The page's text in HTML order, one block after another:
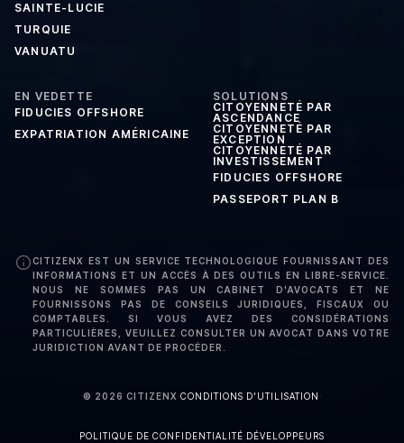
SAINTE-LUCIE
TURQUIE
VANUATU
EN VEDETTE
FIDUCIES OFFSHORE
EXPATRIATION AMÉRICAINE
SOLUTIONS
CITOYENNETÉ PAR
ASCENDANCE
CITOYENNETÉ PAR
EXCEPTION
CITOYENNETÉ PAR
INVESTISSEMENT
FIDUCIES OFFSHORE
PASSEPORT PLAN B
CITIZENX EST UN SERVICE TECHNOLOGIQUE FOURNISSANT DES
INFORMATIONS ET UN ACCÈS À DES OUTILS EN LIBRE-SERVICE.
NOUS NE SOMMES PAS UN CABINET D'AVOCATS ET NE
FOURNISSONS PAS DE CONSEILS JURIDIQUES, FISCAUX OU
COMPTABLES. SI VOUS AVEZ DES CONSIDÉRATIONS
PARTICULIÈRES, VEUILLEZ CONSULTER UN AVOCAT DANS VOTRE
JURIDICTION AVANT DE PROCÉDER.
© 2026 CITIZENX ·CONDITIONS D'UTILISATION ·
POLITIQUE DE CONFIDENTIALITÉ·DÉVELOPPEURS